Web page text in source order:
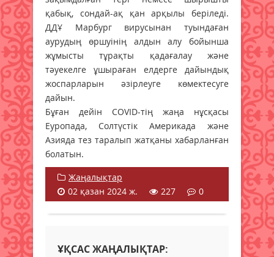
қабық, сондай-ақ қан арқылы беріледі.
ДДҰ Марбург вирусынан туындаған
аурудың өршуінің алдын алу бойынша
жұмысты тұрақты қадағалау және
тәуекелге ұшыраған елдерге дайындық
жоспарларын әзірлеуге көмектесуге
дайын.
Бұған дейін COVID-тің жаңа нұсқасы
Еуропада, Солтүстік Америкада және
Азияда тез таралып жатқаны хабарланған
болатын.
Жаңалықтар
02 қазан 2024 ж.
227 0
ҰҚСАС ЖАҢАЛЫҚТАР: